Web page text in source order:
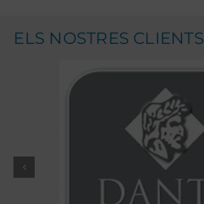
ELS NOSTRES CLIENTS